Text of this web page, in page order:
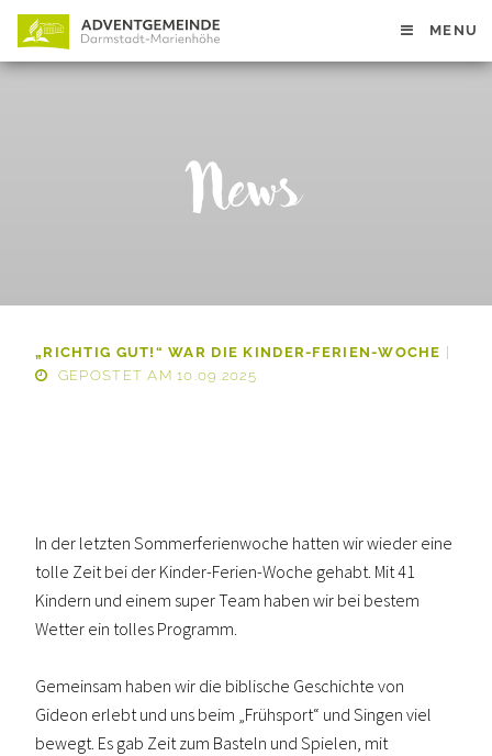
MENU
News
„RICHTIG GUT!“ WAR DIE KINDER-FERIEN-WOCHE
GEPOSTET AM 10.09.2025
In der letzten Sommerferienwoche hatten wir wieder eine
tolle Zeit bei der Kinder-Ferien-Woche gehabt. Mit 41
Kindern und einem super Team haben wir bei bestem
Wetter ein tolles Programm.
Gemeinsam haben wir die biblische Geschichte von
Gideon erlebt und uns beim „Frühsport“ und Singen viel
bewegt. Es gab Zeit zum Basteln und Spielen, mit